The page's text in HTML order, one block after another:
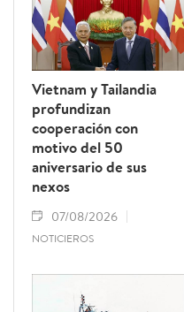
Vietnam y Tailandia
profundizan
cooperación con
motivo del 50
aniversario de sus
nexos
07/08/2026
NOTICIEROS